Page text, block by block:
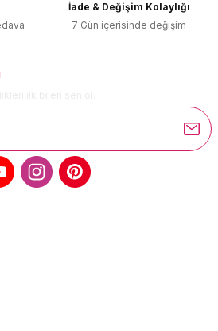
daha pahalı.
alternatifler olmalı.
İade & Değişim Kolaylığı
7 Gün içerisinde değişim